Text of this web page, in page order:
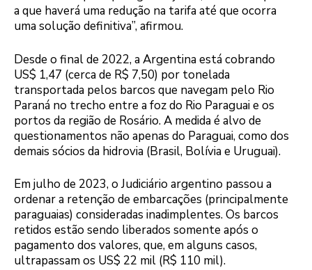
a que haverá uma redução na tarifa até que ocorra
uma solução definitiva”, afirmou.
Desde o final de 2022, a Argentina está cobrando
US$ 1,47 (cerca de R$ 7,50) por tonelada
transportada pelos barcos que navegam pelo Rio
Paraná no trecho entre a foz do Rio Paraguai e os
portos da região de Rosário. A medida é alvo de
questionamentos não apenas do Paraguai, como dos
demais sócios da hidrovia (Brasil, Bolívia e Uruguai).
Em julho de 2023, o Judiciário argentino passou a
ordenar a retenção de embarcações (principalmente
paraguaias) consideradas inadimplentes. Os barcos
retidos estão sendo liberados somente após o
pagamento dos valores, que, em alguns casos,
ultrapassam os US$ 22 mil (R$ 110 mil).